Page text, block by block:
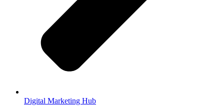
Digital Marketing Hub